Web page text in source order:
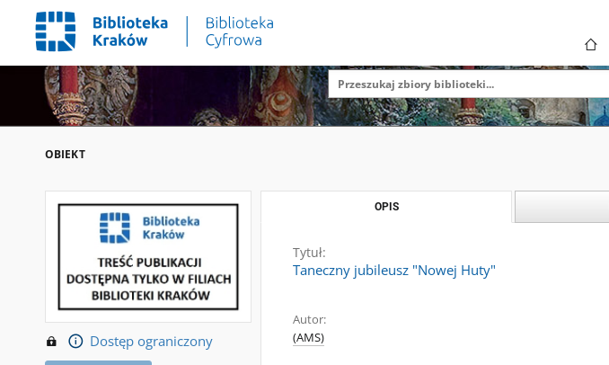
OBIEKT
Dostęp ograniczony
OPIS
Tytuł:
Taneczny jubileusz "Nowej Huty"
Autor:
(AMS)